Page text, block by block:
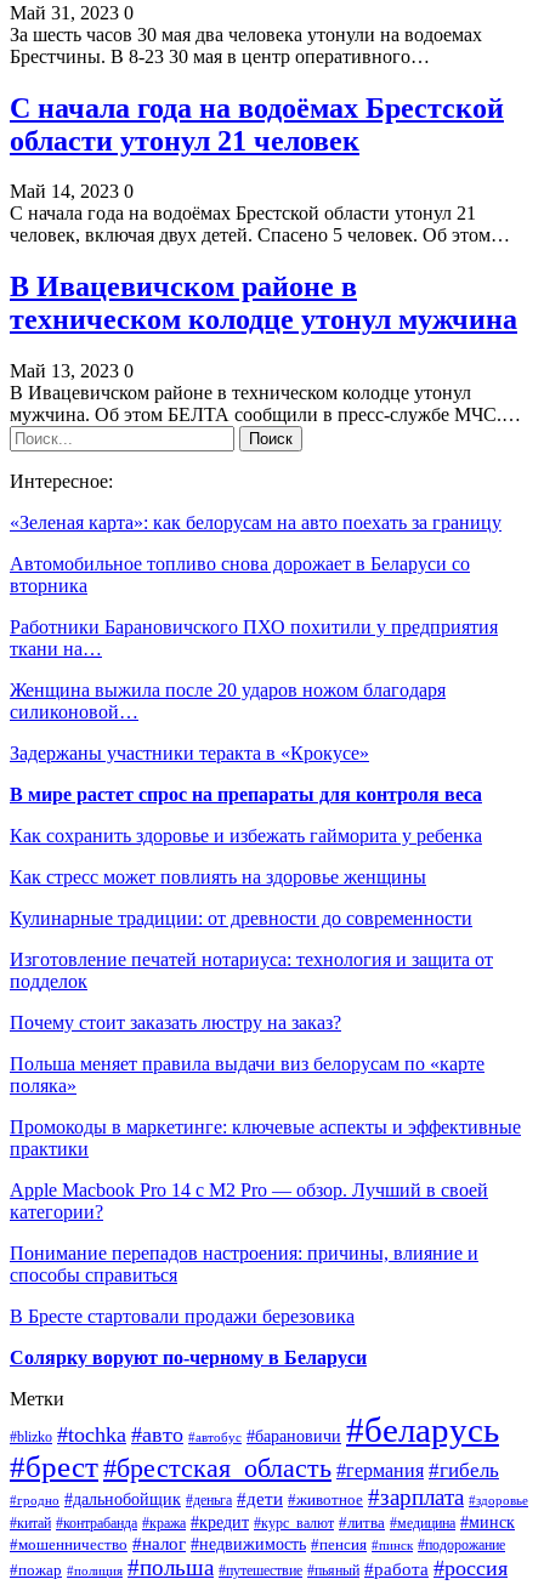
Май 31, 2023 0
За шесть часов 30 мая два человека утонули на водоемах
Брестчины. В 8-23 30 мая в центр оперативного…
С начала года на водоёмах Брестской
области утонул 21 человек
Май 14, 2023 0
С начала года на водоёмах Брестской области утонул 21
человек, включая двух детей. Спасено 5 человек. Об этом…
В Ивацевичском районе в
техническом колодце утонул мужчина
Май 13, 2023 0
В Ивацевичском районе в техническом колодце утонул
мужчина. Об этом БЕЛТА сообщили в пресс-службе МЧС.…
Интересное:
«Зеленая карта»: как белорусам на авто поехать за границу
Автомобильное топливо снова дорожает в Беларуси со
вторника
Работники Барановичского ПХО похитили у предприятия
ткани на…
Женщина выжила после 20 ударов ножом благодаря
силиконовой…
Задержаны участники теракта в «Крокусе»
В мире растет спрос на препараты для контроля веса
Как сохранить здоровье и избежать гайморита у ребенка
Как стресс может повлиять на здоровье женщины
Кулинарные традиции: от древности до современности
Изготовление печатей нотариуса: технология и защита от
подделок
Почему стоит заказать люстру на заказ?
Польша меняет правила выдачи виз белорусам по «карте
поляка»
Промокоды в маркетинге: ключевые аспекты и эффективные
практики
Apple Macbook Pro 14 с M2 Pro — обзор. Лучший в своей
категории?
Понимание перепадов настроения: причины, влияние и
способы справиться
В Бресте стартовали продажи березовика
Солярку воруют по-черному в Беларуси
Метки
#blizko #tochka #авто #автобус #барановичи #беларусь
#брест#брестская_область #германия #гибель
#гродно #дальнобойщик #деньга #дети #животное #зарплата #здоровье
#китай #контрабанда #кража #кредит #курс_валют #литва #медицина #минск
#мошенничество #налог #недвижимость #пенсия #пинск #подорожание
#пожар #полиция #польша #путешествие #пьяный #работа #россия